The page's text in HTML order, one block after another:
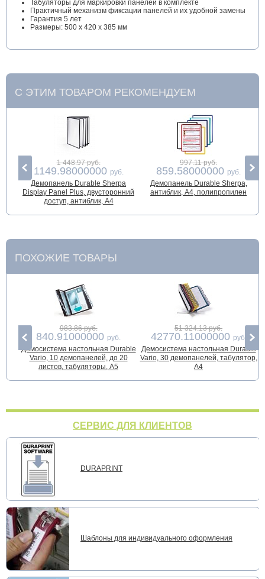
Табуляторы для маркировки панелей в комплекте
Практичный механизм фиксации панелей и их удобной замены
Гарантия 5 лет
Размеры: 500 x 420 x 385 мм
С ЭТИМ ТОВАРОМ РЕКОМЕНДУЕМ
1 448.97 руб.
1149.98000000 руб.
Демопанель Durable Sherpa
Display Panel Plus, двусторонний
доступ, антиблик, A4
997.11 руб.
859.58000000 руб.
Демопанель Durable Sherpa,
антиблик, А4, полипропилен
ПОХОЖИЕ ТОВАРЫ
983.86 руб.
840.91000000 руб.
Демосистема настольная Durable
Vario, 10 демопанелей, до 20
листов, табуляторы, А5
51 324.13 руб.
42770.11000000 руб.
Демосистема настольная Durable
Vario, 30 демопанелей, табулятор,
А4
СЕРВИС ДЛЯ КЛИЕНТОВ
DURAPRINT
Шаблоны для индивидуального оформления